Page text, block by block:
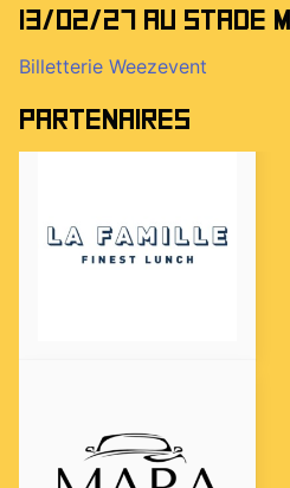
13/02/27 au stade
Billetterie Weezevent
Partenaires